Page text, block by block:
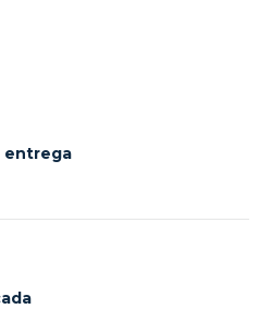
entrega